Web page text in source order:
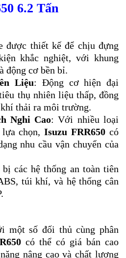
6.2 Tấn
được thiết kế để chịu đựng
khắc nghiệt, với khung
động cơ bền bỉ.
Liệu: Động cơ hiện đại
thụ nhiên liệu thấp, đồng
thải ra môi trường.
Nghi Cao: Với nhiều loại
lựa chọn,Isuzu FRR650 có
nhu cầu vận chuyển của
bị các hệ thống an toàn tiên
túi khí, và hệ thống cân
một số đối thủ cùng phân
có thể có giá bán cao
nâng cao và chất lượng